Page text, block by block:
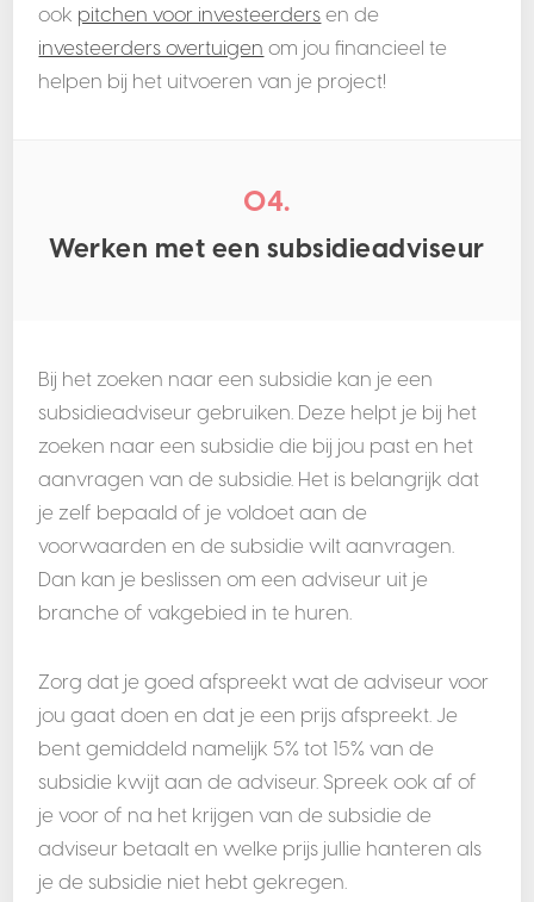
ook pitchen voor investeerders en de
investeerders overtuigen om jou financieel te
helpen bij het uitvoeren van je project!
04.
Werken met een subsidieadviseur
Bij het zoeken naar een subsidie kan je een
subsidieadviseur gebruiken. Deze helpt je bij het
zoeken naar een subsidie die bij jou past en het
aanvragen van de subsidie. Het is belangrijk dat
je zelf bepaald of je voldoet aan de
voorwaarden en de subsidie wilt aanvragen.
Dan kan je beslissen om een adviseur uit je
branche of vakgebied in te huren.
Zorg dat je goed afspreekt wat de adviseur voor
jou gaat doen en dat je een prijs afspreekt. Je
bent gemiddeld namelijk 5% tot 15% van de
subsidie kwijt aan de adviseur. Spreek ook af of
je voor of na het krijgen van de subsidie de
adviseur betaalt en welke prijs jullie hanteren als
je de subsidie niet hebt gekregen.